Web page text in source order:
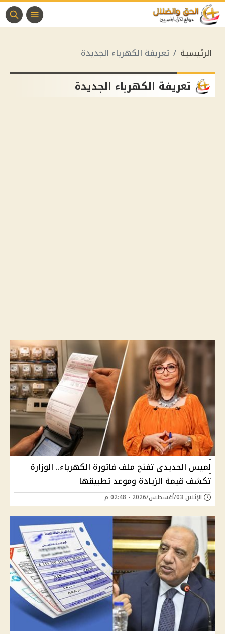
الرئيسية تعريفة الكهرباء الجديدة
تعريفة الكهرباء الجديدة
لميس الحديدي تفتح ملف فاتورة الكهرباء.. الوزارة
تكشف قيمة الزيادة وموعد تطبيقها
الإثنين 03/أغسطس/2026 - 02:48 م